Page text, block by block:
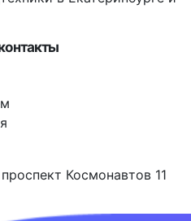
Космонавтов 11